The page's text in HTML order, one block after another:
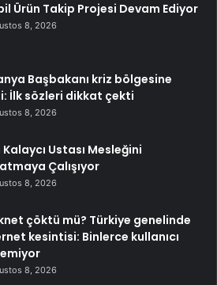
Ürün Takip Projesi Devam Ediyor
8, 2026
Başbakanı kriz bölgesine
İlk sözleri dikkat çekti
8, 2026
Kalaycı Ustası Mesleğini
Çalışıyor
8, 2026
çöktü mü? Türkiye genelinde
kesintisi: Binlerce kullanıcı
8, 2026